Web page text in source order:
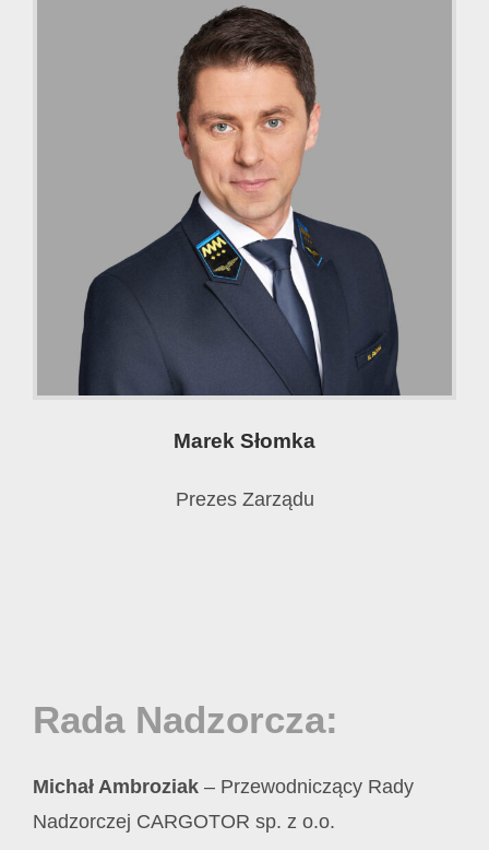
Marek Słomka
Prezes Zarządu
Rada Nadzorcza:
Michał Ambroziak – Przewodniczący Rady
Nadzorczej CARGOTOR sp. z o.o.